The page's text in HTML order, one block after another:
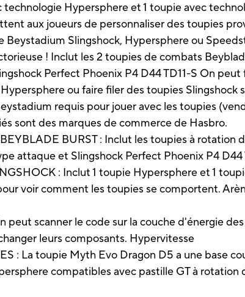
technologie Hypersphere et 1 toupie avec
aux joueurs de personnaliser des toupies
Beystadium Slingshock, Hypersphere ou
! Inclut les 2 toupies de combats
Perfect Phoenix P4 D44 TD11-S On
ou faire filer des toupies Slingshock
requis pour jouer avec les toupies
sont des marques de commerce de Hasbro.
BURST : Inclut les toupies à
attaque et Slingshock Perfect Phoenix P4 D44
: Inclut 1 toupie Hypersphere et 1
voir comment les toupies se comportent.
peut scanner le code sur la couche d'énergie
leurs composants. Hypervitesse
: La toupie Myth Evo Dragon D5 a une base
compatibles avec pastille GT à